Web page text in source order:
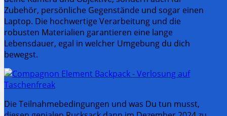
Zubehör, persönliche Gegenstände und sogar einen
Laptop. Die hochwertige Verarbeitung und die
robusten Materialien garantieren eine lange
Lebensdauer, egal in welcher Umgebung du dich
bewegst.
Die Teilnahmebedingungen und was Du tun musst,